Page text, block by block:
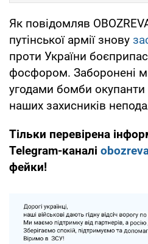
Як повідомляв
путінської армії знову
проти України
фосфором. Заборонені
угодами бомби окупанти
наших захисників
Тільки перевірена
Telegram-каналі
фейки!